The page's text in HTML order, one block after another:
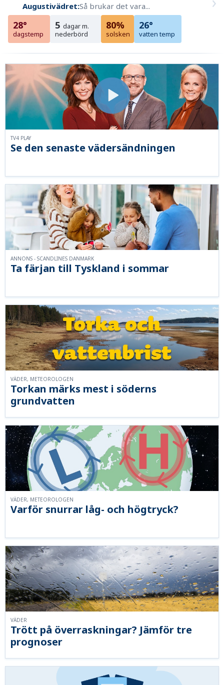
Augustivädret:Så brukar det vara...
28°
dagstemp
5 dagar m.
nederbörd
80%
solsken
26°
vatten temp
Se den senaste vädersändningen
TV4 PLAY
Ta färjan till Tyskland i sommar
ANNONS - SCANDLINES DANMARK
Torkan märks mest i söderns
grundvatten
VÄDER, METEOROLOGEN
Varför snurrar låg- och högtryck?
VÄDER, METEOROLOGEN
Trött på överraskningar? Jämför tre
prognoser
VÄDER